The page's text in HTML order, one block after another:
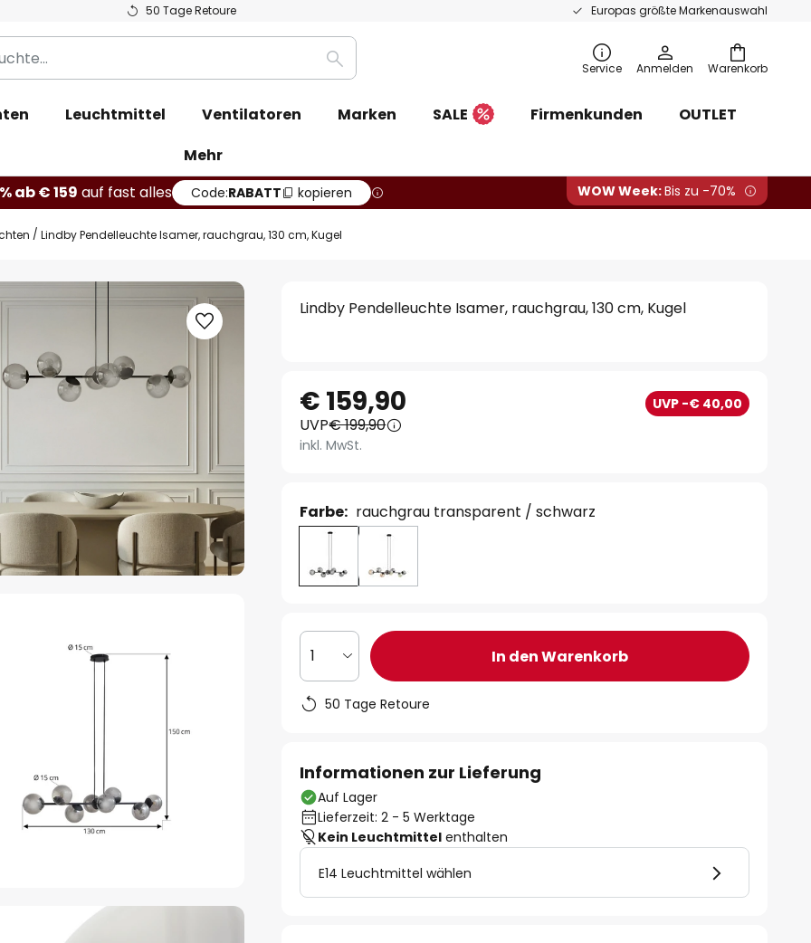
50 Tage Retoure Europas größte Markenauswahl
Warenkorb
Suche Service Anmelden
Leuchtmittel Ventilatoren Marken SALE Firmenkunden
OUTLET
Mehr
ab € 159 auf fast alles Code:RABATT kopieren WOW Week:Bis zu -70%
Lindby Pendelleuchte Isamer, rauchgrau, 130 cm, Kugel
Lindby Pendelleuchte Isamer, rauchgrau, 130 cm, Kugel
€ 159,90 UVP -€ 40,00
UVP€ 199,90
inkl. MwSt.
Farbe: rauchgrau transparent / schwarz
1 In den Warenkorb
50 Tage Retoure
Informationen zur Lieferung
Auf Lager
Lieferzeit: 2 - 5 Werktage
Kein Leuchtmittel enthalten
E14 Leuchtmittel wählen